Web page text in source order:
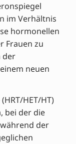
im Verhältnis
hormonellen
Frauen zu
der
neuen
HET/HT)
bei der die
der